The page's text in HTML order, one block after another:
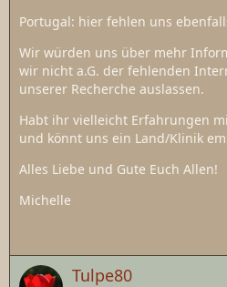
Portugal: hier fehlen uns
Wir würden uns über mehr
wir nicht a.G. der fehlenden
unserer Recherche auslassen.
Habt ihr vielleicht Erfahrungen
und könnt uns ein Land/Klinik
Alles Liebe und Gute Euch Allen!
Michelle
Tulpe80